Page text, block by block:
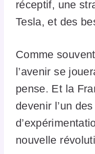
réceptif, une
Tesla, et des
Comme
l’avenir se
pense. Et la
devenir l’un
nouvelle